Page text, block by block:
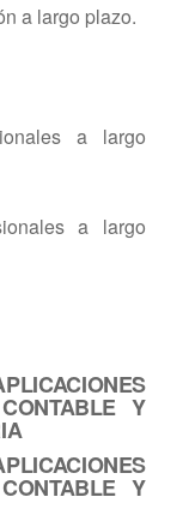
a largo plazo.
a largo
a largo
Y
Y